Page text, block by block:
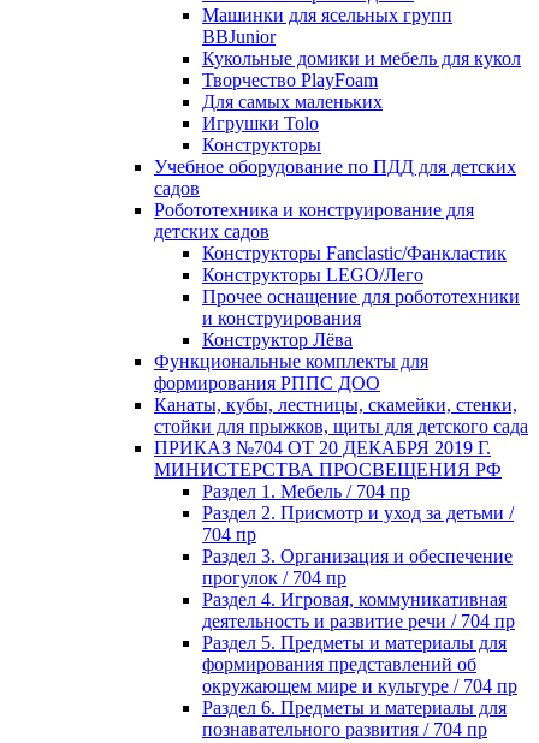
Машинки для ясельных групп
BBJunior
Кукольные домики и мебель для кукол
Творчество PlayFoam
Для самых маленьких
Игрушки Tolo
Конструкторы
Учебное оборудование по ПДД для детских
садов
Робототехника и конструирование для
детских садов
Конструкторы Fanclastic/Фанкластик
Конструкторы LEGO/Лего
Прочее оснащение для робототехники
и конструирования
Конструктор Лёва
Функциональные комплекты для
формирования РППС ДОО
Канаты, кубы, лестницы, скамейки, стенки,
стойки для прыжков, щиты для детского сада
ПРИКАЗ №704 ОТ 20 ДЕКАБРЯ 2019 Г.
МИНИСТЕРСТВА ПРОСВЕЩЕНИЯ РФ
Раздел 1. Мебель / 704 пр
Раздел 2. Присмотр и уход за детьми /
704 пр
Раздел 3. Организация и обеспечение
прогулок / 704 пр
Раздел 4. Игровая, коммуникативная
деятельность и развитие речи / 704 пр
Раздел 5. Предметы и материалы для
формирования представлений об
окружающем мире и культуре / 704 пр
Раздел 6. Предметы и материалы для
познавательного развития / 704 пр